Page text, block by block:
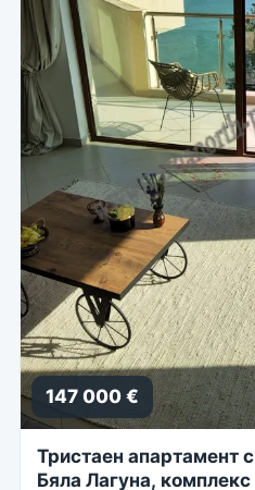
147 000 €
Тристаен апартамент
Бяла Лагуна,